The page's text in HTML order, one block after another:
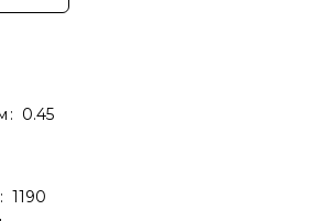
: 0.45
: 1190